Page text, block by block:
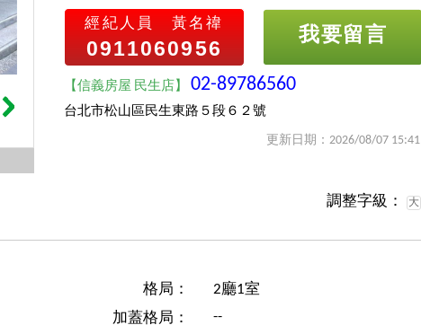
經紀人員 黃名禕
0911060956
我要留言
【信義房屋 民生店】02-89786560
台北市松山區民生東路５段６２號
更新日期：2026/08/07 15:41
調整字級： 大
格局：
2廳1室
加蓋格局：
--